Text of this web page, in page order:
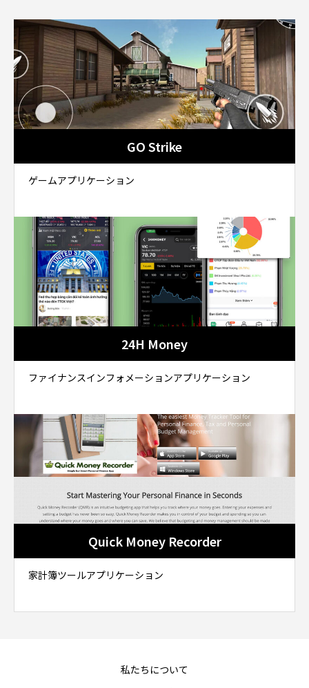
GO Strike
ゲームアプリケーション
24H Money
ファイナンスインフォメーションアプリケーション
Quick Money Recorder
家計簿ツールアプリケーション
私たちについて